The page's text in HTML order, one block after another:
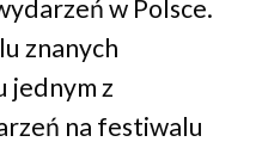
w Polsce.
znanych
jednym z
na festiwalu